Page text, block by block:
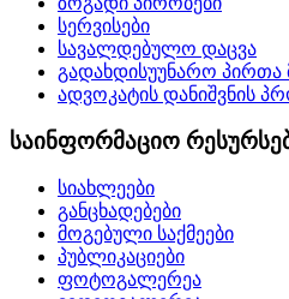
სერვისები
სავალდებულო დაცვა
გადახდისუუნარო პირთა
ადვოკატის დანიშვნის
საინფორმაციო
სიახლეები
განცხადებები
მოგებული საქმეები
პუბლიკაციები
ფოტოგალერეა